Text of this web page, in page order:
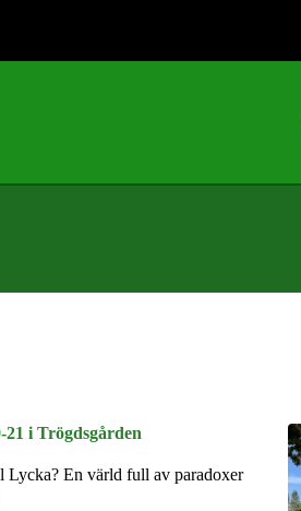
21 i Trögdsgården
Lycka? En värld full av paradoxer